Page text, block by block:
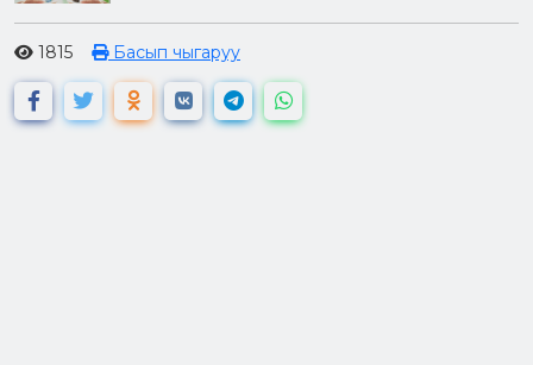
1815 Басып чыгаруу